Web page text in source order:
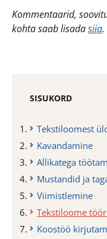
Kommentaarid,
kohta saab lisadasiia.
SISUKORD
Tekstiloomest
Kavandamine
Allikatega
Mustandid ja
Viimistlemine
Tekstiloome
Koostöö